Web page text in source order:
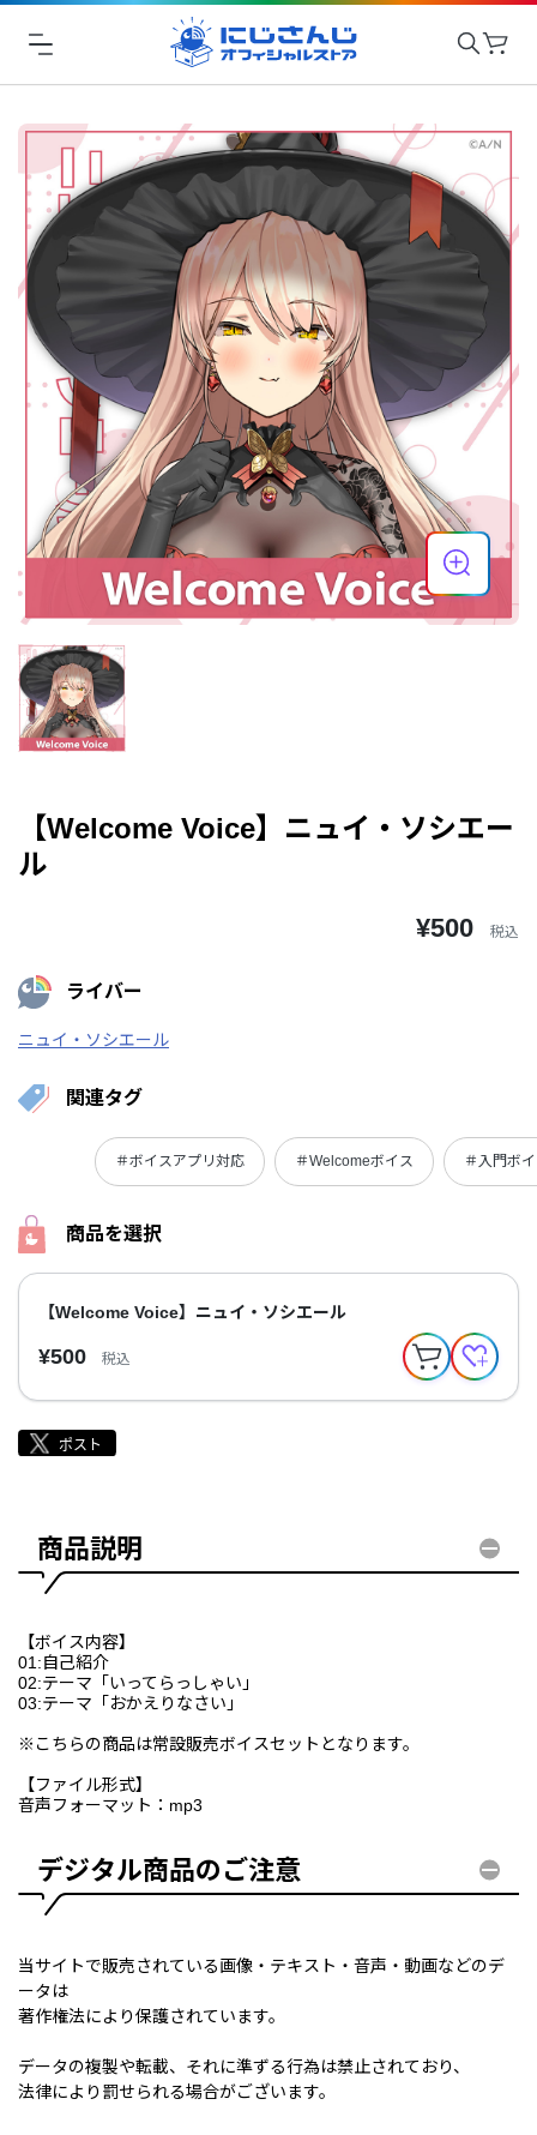
【Welcome Voice】ニュイ・ソシエー
ル
¥500 税込
ライバー
ニュイ・ソシエール
関連タグ
＃ボイスアプリ対応 ＃Welcomeボイス ＃入門ボ
商品を選択
【Welcome Voice】ニュイ・ソシエール
¥500 税込
商品説明
【ボイス内容】
01:自己紹介
02:テーマ「いってらっしゃい」
03:テーマ「おかえりなさい」
※こちらの商品は常設販売ボイスセットとなります。
【ファイル形式】
音声フォーマット：mp3
デジタル商品のご注意
当サイトで販売されている画像・テキスト・音声・動画などのデ
ータは
著作権法により保護されています。
データの複製や転載、それに準ずる行為は禁止されており、
法律により罰せられる場合がございます。